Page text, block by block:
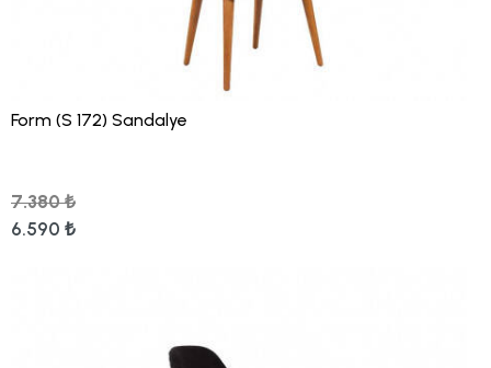
Form (S 172) Sandalye
7.380 ₺
6.590 ₺